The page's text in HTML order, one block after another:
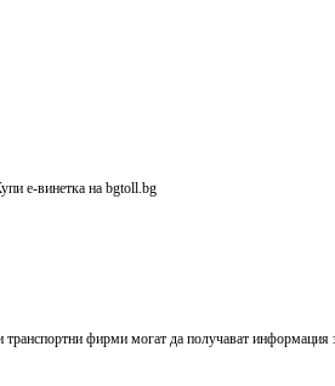
на bgtoll.bg
фирми могат да получават информация